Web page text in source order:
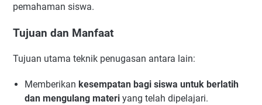
pemahaman siswa.
Tujuan dan Manfaat
Tujuan utama teknik penugasan antara lain:
Memberikan kesempatan bagi siswa untuk berlatih
dan mengulang materi yang telah dipelajari.